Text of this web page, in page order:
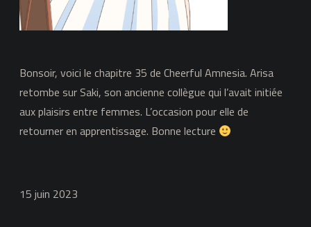
Bonsoir, voici le chapitre 35 de Cheerful Amnesia. Arisa
retombe sur Saki, son ancienne collègue qui l’avait initiée
aux plaisirs entre femmes. L’occasion pour elle de
retourner en apprentissage. Bonne lecture
15 juin 2023